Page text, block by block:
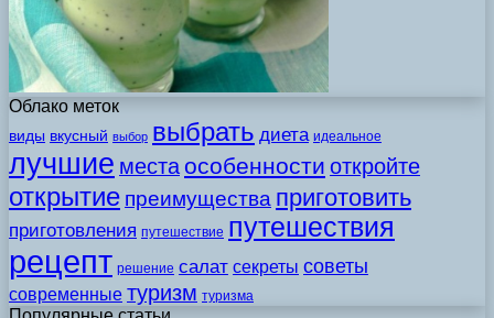
Облако меток
виды вкусный выбор выбрать диета идеальное
лучшие места особенности откройте
открытие преимущества приготовить
приготовления путешествие путешествия
рецепт решение салат секреты советы
современные туризм туризма